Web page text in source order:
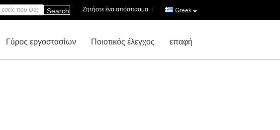
Greek
Ζητήστε ένα απόσπασμα |
Search
Γύρος εργοστασίων Ποιοτικός έλεγχος επαφή